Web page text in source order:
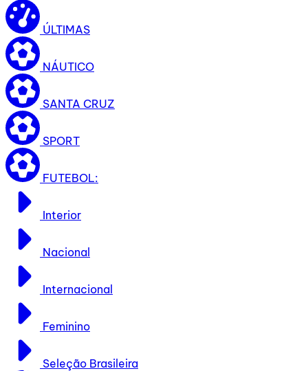
ÚLTIMAS
NÁUTICO
SANTA CRUZ
SPORT
FUTEBOL:
Interior
Nacional
Internacional
Feminino
Seleção Brasileira